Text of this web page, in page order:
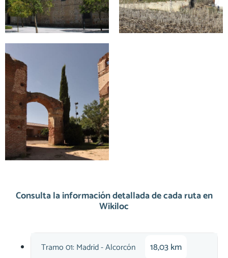
Consulta la información detallada de cada ruta en
Wikiloc
Tramo 01: Madrid - Alcorcón 18,03 km